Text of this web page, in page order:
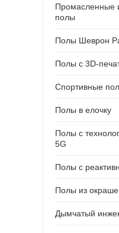
Промасленные
полы
Полы Шеврон
Полы с 3D-
Спортивные
Полы в елочку
Полы с
5G
Полы с
Полы из
Дымчатый